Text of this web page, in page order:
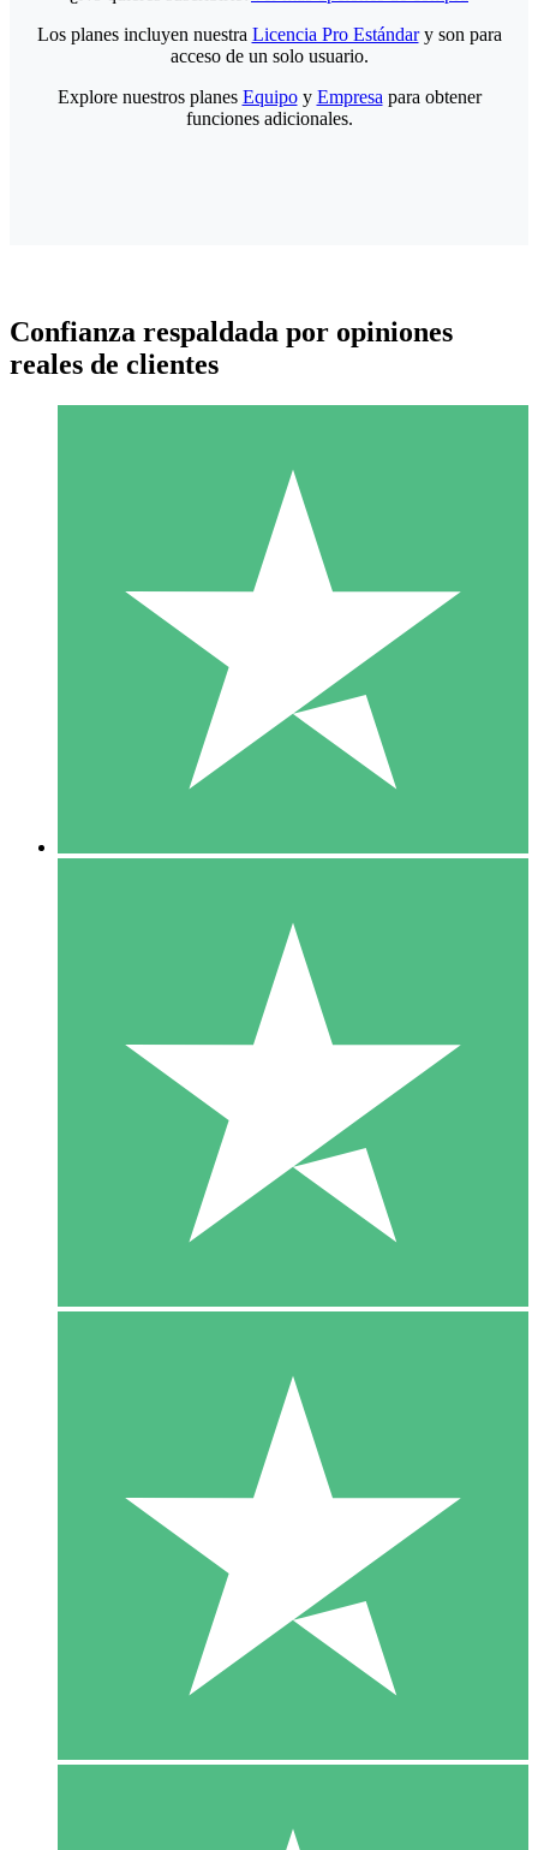
Paquetes de Créditos Individuales
Paga según el uso con créditos de descarga. Sin compromiso
10 00
10 Descargas
20 00
Los planes incluyen nuestra Licencia Pro Estándary son para
acceso de un solo usuario.
Explore nuestros planes Equipoy Empresa para obtener
funciones adicionales.
Confianza respaldada por opiniones
reales de clientes